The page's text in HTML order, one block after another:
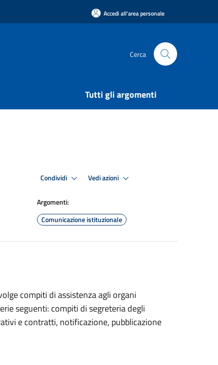
Accedi all'area personale
Cerca
Tutti gli argomenti
Condividi Vedi azioni
Argomenti:
Comunicazione istituzionale
compiti di assistenza agli organi
seguenti: compiti di segreteria degli
e contratti, notificazione, pubblicazione